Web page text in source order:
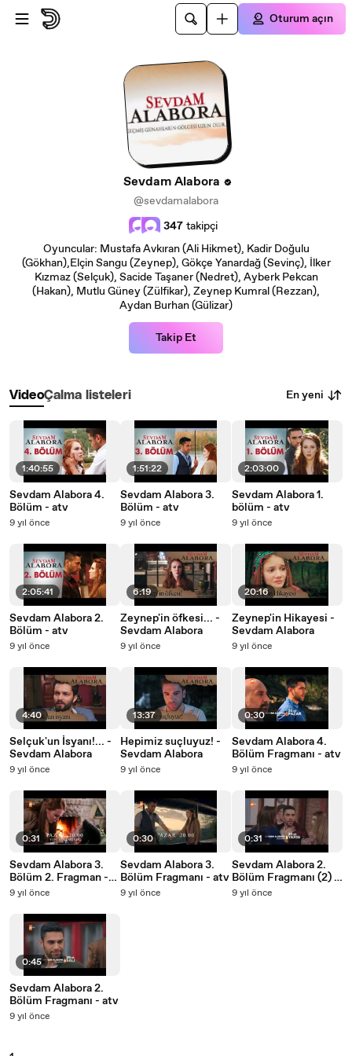
Ana içeriğe atla
Oturum açın
Sevdam Alabora
@sevdamalabora
347 takipçi
Oyuncular: Mustafa Avkıran (Ali Hikmet), Kadir Doğulu
(Gökhan),Elçin Sangu (Zeynep), Gökçe Yanardağ (Sevinç), İlker
Kızmaz (Selçuk), Sacide Taşaner (Nedret), Ayberk Pekcan
(Hakan), Mutlu Güney (Zülfikar), Zeynep Kumral (Rezzan),
Aydan Burhan (Gülizar)
Takip Et
VideoÇalma listeleri En yeni
1:40:55
Sevdam Alabora 4.
Bölüm - atv
9 yıl önce
2:05:41
Sevdam Alabora 2.
Bölüm - atv
9 yıl önce
4:40
Selçuk'un İsyanı!... -
Sevdam Alabora
9 yıl önce
0:31
Sevdam Alabora 3.
Bölüm 2. Fragman -
atv
9 yıl önce
0:45
Sevdam Alabora 2.
Bölüm Fragmanı - atv
9 yıl önce
1:51:22
Sevdam Alabora 3.
Bölüm - atv
9 yıl önce
6:19
Zeynep'in öfkesi... -
Sevdam Alabora
9 yıl önce
13:37
Hepimiz suçluyuz! -
Sevdam Alabora
9 yıl önce
0:30
Sevdam Alabora 3.
Bölüm Fragmanı - atv
9 yıl önce
2:03:00
Sevdam Alabora 1.
bölüm - atv
9 yıl önce
20:16
Zeynep'in Hikayesi -
Sevdam Alabora
9 yıl önce
0:30
Sevdam Alabora 4.
Bölüm Fragmanı - atv
9 yıl önce
0:31
Sevdam Alabora 2.
Bölüm Fragmanı (2) -
atv
9 yıl önce